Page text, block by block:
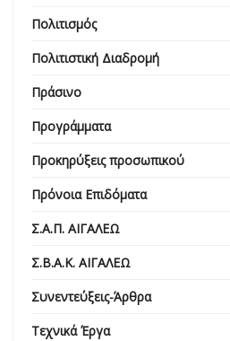
Πολιτισμός
Πολιτιστική Διαδρομή
Πράσινο
Προγράμματα
Προκηρύξεις προσωπικού
Πρόνοια Επιδόματα
Σ.Α.Π. ΑΙΓΑΛΕΩ
Σ.Β.Α.Κ. ΑΙΓΑΛΕΩ
Συνεντεύξεις-Άρθρα
Τεχνικά Έργα